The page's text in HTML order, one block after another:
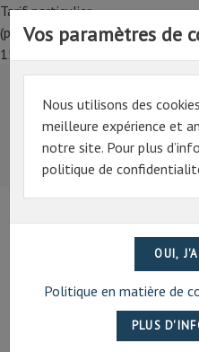
Tarif particulier,
(professionnel, connectez-vous
15%)
Tarif
(professionnel,
remise
07 69 94 13 47
Vos paramètres de
Nous utilisons des
meilleure expérience et
notre site. Pour plus
politique de
Politique en matière de